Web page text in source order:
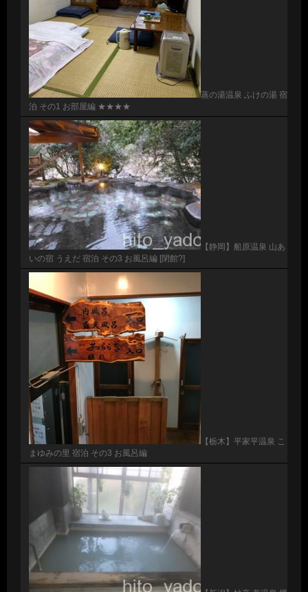
蒸の湯温泉 ふけの湯 宿
泊 その1 お部屋編 ★★★★
【静岡】船原温泉 山あ
いの宿 うえだ 宿泊 その3 お風呂編 [閉館?]
【栃木】平家平温泉 こ
まゆみの里 宿泊 その3 お風呂編